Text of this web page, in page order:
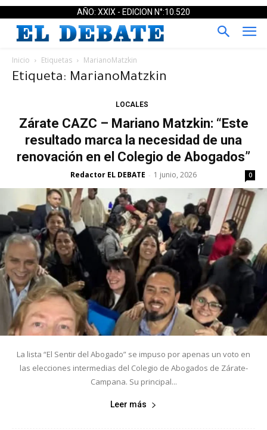
AÑO: XXIX - EDICION N°:10.520
Inicio Etiquetas MarianoMatzkin
Etiqueta: MarianoMatzkin
LOCALES
Zárate CAZC – Mariano Matzkin: “Este
resultado marca la necesidad de una
renovación en el Colegio de Abogados”
Redactor EL DEBATE - 1 junio, 2026 0
La lista “El Sentir del Abogado” se impuso por apenas un voto en
las elecciones intermedias del Colegio de Abogados de Zárate-
Campana. Su principal...
Leer más